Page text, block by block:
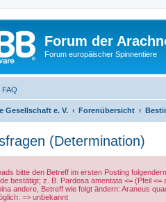
Forum der
Forum europäischer Spinnentiere
FAQ
Gesellschaft e. V. Forenübersicht
(Determination)
bitte den Betreff im ersten Posting
bestätigt; z. B. Pardosa amentata <= (Pfeil <=
andere, Betreff wie folgt ändern: Araneus
=> unbekannt